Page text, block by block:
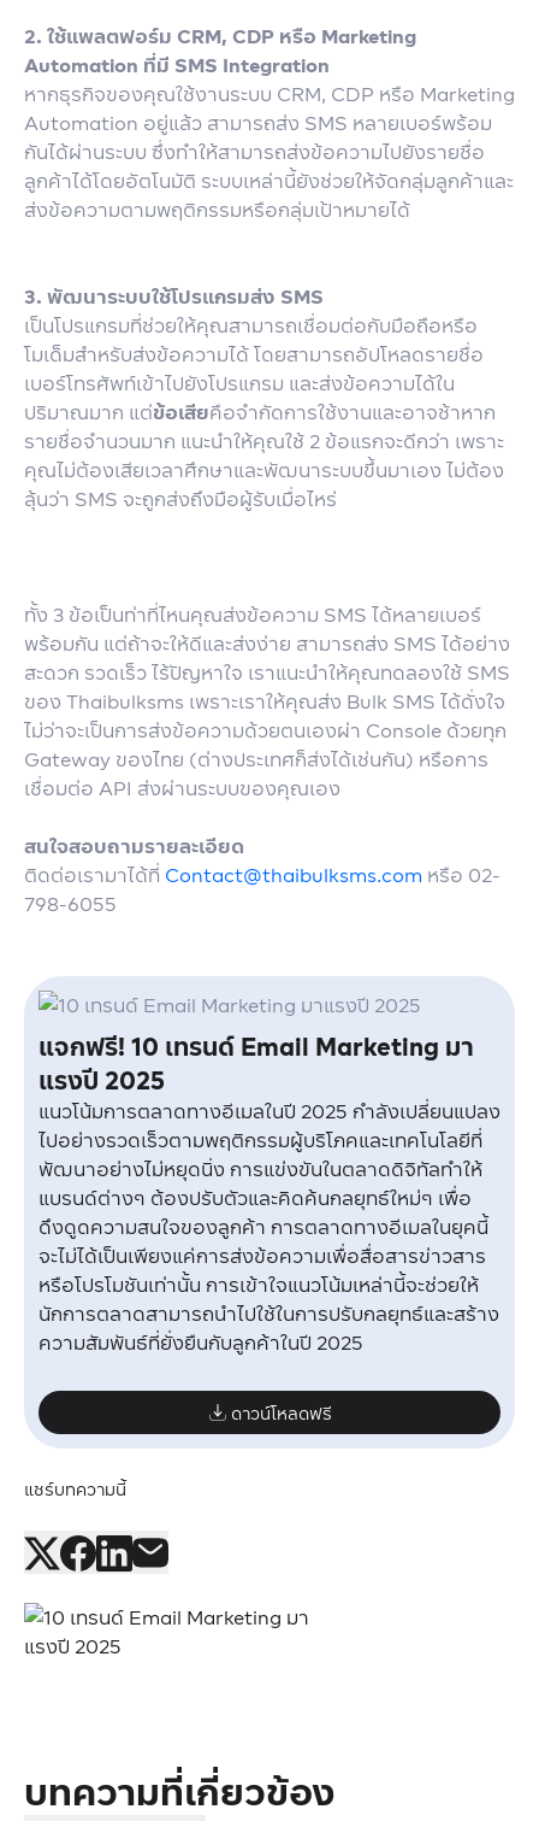
แชร์บทความนี้
2. ใช้แพลตฟอร์ม CRM, CDP หรือ Marketing
Automation ที่มี SMS Integration
หากธุรกิจของคุณใช้งานระบบ CRM, CDP หรือ Marketing
Automation อยู่แล้ว สามารถส่ง SMS หลายเบอร์พร้อม
กันได้ผ่านระบบ ซึ่งทำให้สามารถส่งข้อความไปยังรายชื่อ
ลูกค้าได้โดยอัตโนมัติ ระบบเหล่านี้ยังช่วยให้จัดกลุ่มลูกค้าและ
ส่งข้อความตามพฤติกรรมหรือกลุ่มเป้าหมายได้
3. พัฒนาระบบใช้โปรแกรมส่ง SMS
เป็นโปรแกรมที่ช่วยให้คุณสามารถเชื่อมต่อกับมือถือหรือ
โมเด็มสำหรับส่งข้อความได้ โดยสามารถอัปโหลดรายชื่อ
เบอร์โทรศัพท์เข้าไปยังโปรแกรม และส่งข้อความได้ใน
ปริมาณมาก แต่ข้อเสียคือจำกัดการใช้งานและอาจช้าหาก
รายชื่อจำนวนมาก แนะนำให้คุณใช้ 2 ข้อแรกจะดีกว่า เพราะ
คุณไม่ต้องเสียเวลาศึกษาและพัฒนาระบบขึ้นมาเอง ไม่ต้อง
ลุ้นว่า SMS จะถูกส่งถึงมือผู้รับเมื่อไหร่
ทั้ง 3 ข้อเป็นท่าที่ไหนคุณส่งข้อความ SMS ได้หลายเบอร์
พร้อมกัน แต่ถ้าจะให้ดีและส่งง่าย สามารถส่ง SMS ได้อย่าง
สะดวก รวดเร็ว ไร้ปัญหาใจ เราแนะนำให้คุณทดลองใช้ SMS
ของ Thaibulksms เพราะเราให้คุณส่ง Bulk SMS ได้ดั่งใจ
ไม่ว่าจะเป็นการส่งข้อความด้วยตนเองผ่า Console ด้วยทุก
Gateway ของไทย (ต่างประเทศก็ส่งได้เช่นกัน) หรือการ
เชื่อมต่อ API ส่งผ่านระบบของคุณเอง
สนใจสอบถามรายละเอียด
ติดต่อเรามาได้ที่ Contact@thaibulksms.com หรือ 02-
798-6055
แจกฟรี! 10 เทรนด์ Email Marketing มา
แรงปี 2025
แนวโน้มการตลาดทางอีเมลในปี 2025 กำลังเปลี่ยนแปลง
ไปอย่างรวดเร็วตามพฤติกรรมผู้บริโภคและเทคโนโลยีที่
พัฒนาอย่างไม่หยุดนิ่ง การแข่งขันในตลาดดิจิทัลทำให้
แบรนด์ต่างๆ ต้องปรับตัวและคิดค้นกลยุทธ์ใหม่ๆ เพื่อ
ดึงดูดความสนใจของลูกค้า การตลาดทางอีเมลในยุคนี้
จะไม่ได้เป็นเพียงแค่การส่งข้อความเพื่อสื่อสารข่าวสาร
หรือโปรโมชันเท่านั้น การเข้าใจแนวโน้มเหล่านี้จะช่วยให้
นักการตลาดสามารถนำไปใช้ในการปรับกลยุทธ์และสร้าง
ความสัมพันธ์ที่ยั่งยืนกับลูกค้าในปี 2025
ดาวน์โหลดฟรี
บทความที่เกี่ยวข้อง